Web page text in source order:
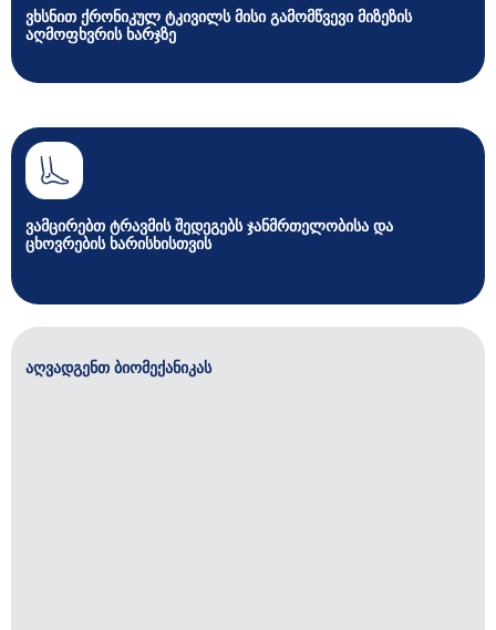
ვხსნით ქრონიკულ ტკივილს მისი გამომწვევი მიზეზის
აღმოფხვრის ხარჯზე
ვამცირებთ ტრავმის შედეგებს ჯანმრთელობისა და
ცხოვრების ხარისხისთვის
აღვადგენთ ბიომექანიკას